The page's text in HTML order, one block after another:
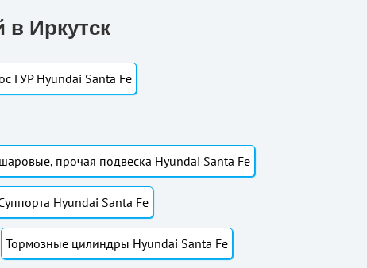
в Иркутск
ГУР Hyundai Santa Fe
прочая подвеска Hyundai Santa Fe
Hyundai Santa Fe
Тормозные цилиндры Hyundai Santa Fe